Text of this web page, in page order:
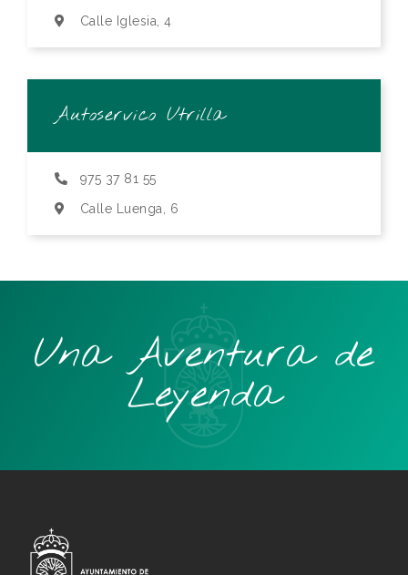
Calle Iglesia, 4
Autoservico Utrilla
975 37 81 55
Calle Luenga, 6
Una Aventura de
Leyenda